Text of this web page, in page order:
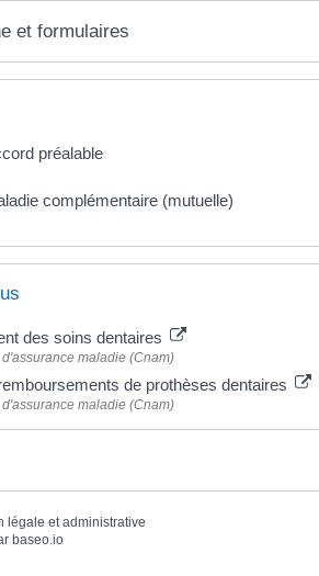
et formulaires
préalable
complémentaire (mutuelle)
des soins dentaires
maladie (Cnam)
de prothèses dentaires
maladie (Cnam)
légale et administrative
baseo.io